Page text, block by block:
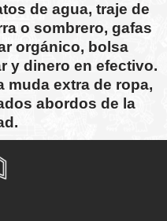
de agua, traje de
o sombrero, gafas
orgánico, bolsa
y dinero en efectivo.
muda extra de ropa,
abordos de la